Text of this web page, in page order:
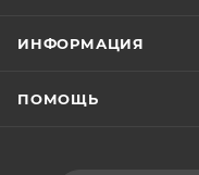
ИНФОРМАЦИЯ
ПОМОЩЬ